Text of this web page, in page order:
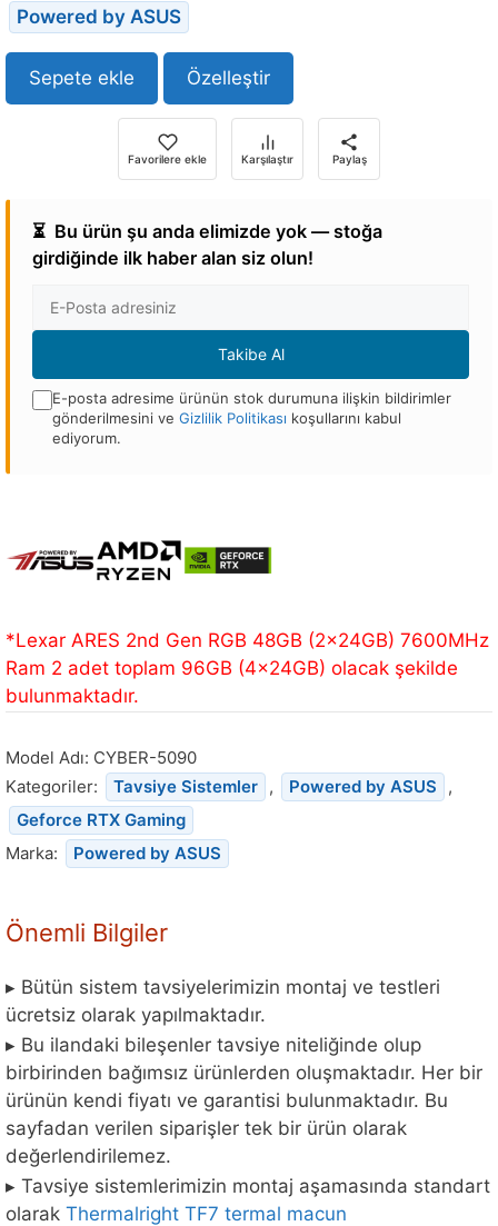
Powered by ASUS
Sepete ekle Özelleştir
Favorilere ekle Karşılaştır Paylaş
⏳ Bu ürün şu anda elimizde yok — stoğa
girdiğinde ilk haber alan siz olun!
Takibe Al
E-posta adresime ürünün stok durumuna ilişkin bildirimler
gönderilmesini ve Gizlilik Politikası koşullarını kabul
ediyorum.
döndüğünde
için
e-
posta
adresinizi
*Lexar ARES 2nd Gen RGB 48GB (2x24GB) 7600MHz
Ram 2 adet toplam 96GB (4x24GB) olacak şekilde
bulunmaktadır.
Model Adı: CYBER-5090
Kategoriler:
Tavsiye Sistemler , Powered by ASUS
,
Geforce RTX Gaming
Marka:
Powered by ASUS
Önemli Bilgiler
▸ Bütün sistem tavsiyelerimizin montaj ve testleri
ücretsiz olarak yapılmaktadır.
▸ Bu ilandaki bileşenler tavsiye niteliğinde olup
birbirinden bağımsız ürünlerden oluşmaktadır. Her bir
ürünün kendi fiyatı ve garantisi bulunmaktadır. Bu
sayfadan verilen siparişler tek bir ürün olarak
değerlendirilemez.
▸ Tavsiye sistemlerimizin montaj aşamasında standart
olarak Thermalright TF7 termal macun